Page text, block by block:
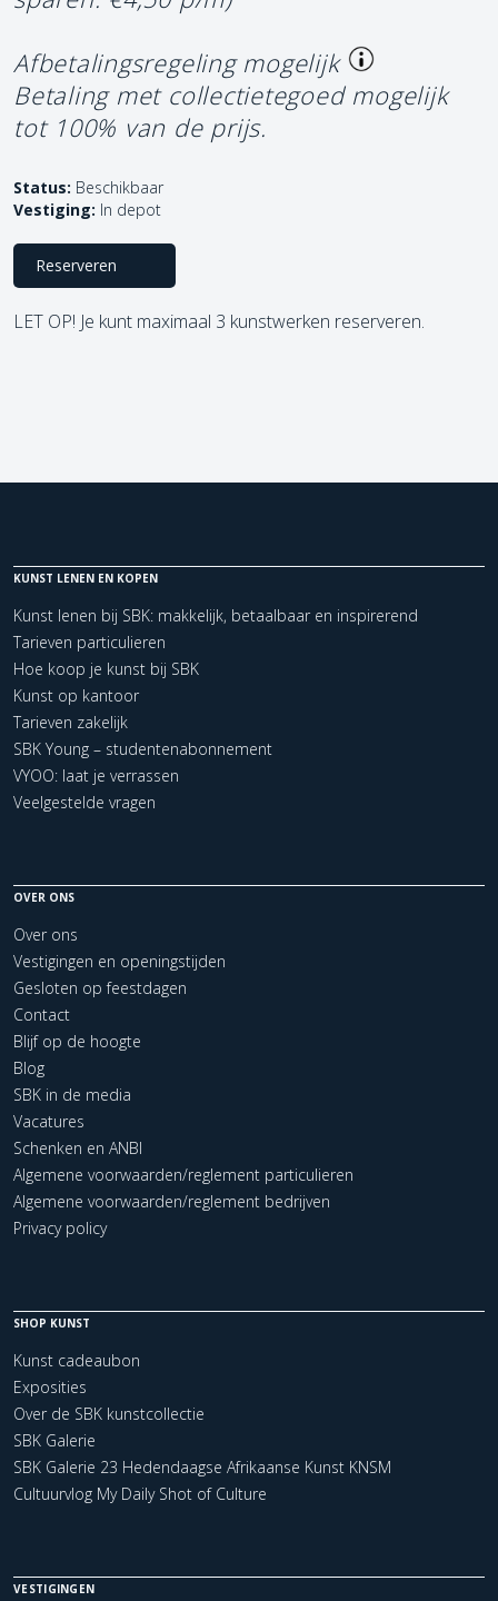
Afbetalingsregeling mogelijk
Betaling met collectietegoed mogelijk
tot 100% van de prijs.
Status: Beschikbaar
Vestiging: In depot
Reserveren
LET OP! Je kunt maximaal 3 kunstwerken reserveren.
KUNST LENEN EN KOPEN
Kunst lenen bij SBK: makkelijk, betaalbaar en inspirerend
Tarieven particulieren
Hoe koop je kunst bij SBK
Kunst op kantoor
Tarieven zakelijk
SBK Young – studentenabonnement
VYOO: laat je verrassen
Veelgestelde vragen
OVER ONS
Over ons
Vestigingen en openingstijden
Gesloten op feestdagen
Contact
Blijf op de hoogte
Blog
SBK in de media
Vacatures
Schenken en ANBI
Algemene voorwaarden/reglement particulieren
Algemene voorwaarden/reglement bedrijven
Privacy policy
SHOP KUNST
Kunst cadeaubon
Exposities
Over de SBK kunstcollectie
SBK Galerie
SBK Galerie 23 Hedendaagse Afrikaanse Kunst KNSM
Cultuurvlog My Daily Shot of Culture
VESTIGINGEN